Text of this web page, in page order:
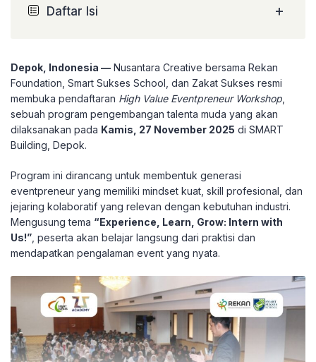
Daftar Isi +
Depok, Indonesia — Nusantara Creative bersama Rekan
Foundation, Smart Sukses School, dan Zakat Sukses resmi
membuka pendaftaran High Value Eventpreneur Workshop
sebuah program pengembangan talenta muda yang akan
dilaksanakan pada Kamis, 27 November 2025 di SMART
Building, Depok.
Program ini dirancang untuk membentuk generasi
eventpreneur yang memiliki mindset kuat, skill profesional, dan
jejaring kolaboratif yang relevan dengan kebutuhan industri.
Mengusung tema “Experience, Learn, Grow: Intern with
Us!” , peserta akan belajar langsung dari praktisi dan
mendapatkan pengalaman event yang nyata.